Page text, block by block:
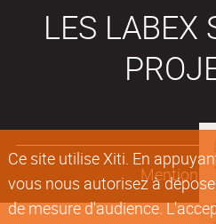
Ce site utilise Xiti. En
vous nous autorisez à
de mesure d'audience.
LES LABEX
Mentions